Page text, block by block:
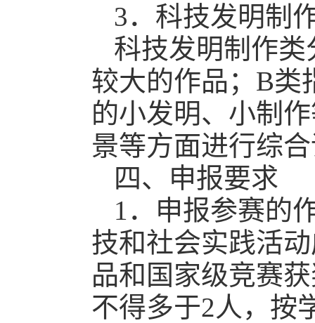
3．科技发明制
科技发明制作
较大的作品；B类
的小发明、小制
景等方面进行综
四、申报要求
1．申报参赛的
技和社会实践活
品和国家级竞赛
不得多于2人，按